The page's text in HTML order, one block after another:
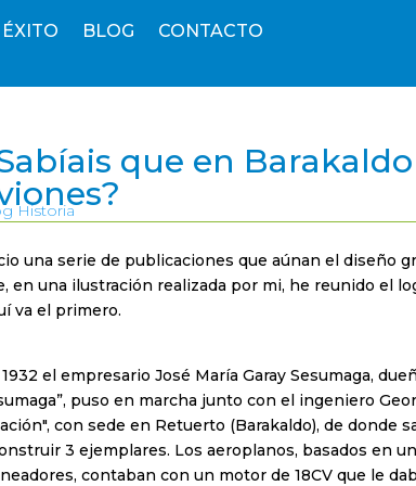
BLOG CONTACTO
que en
Historia
una serie de publicaciones que aúnan el diseño
en una ilustración realizada por mi, he reunido el
va el primero.
el empresario José María Garay Sesumaga,
puso en marcha junto con el ingeniero
con sede en Retuerto (Barakaldo), de donde
3 ejemplares. Los aeroplanos, basados en
contaban con un motor de 18CV que le